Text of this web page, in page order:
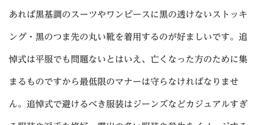
あれば黒基調のスーツやワンピースに黒の透けないストッキ
ング・黒のつま先の丸い靴を着用するのが好ましいです。追
悼式は平服でも問題ないとはいえ、亡くなった方のために集
まるものですから最低限のマナーは守らなければなりませ
ん。追悼式で避けるべき服装はジーンズなどカジュアルすぎ